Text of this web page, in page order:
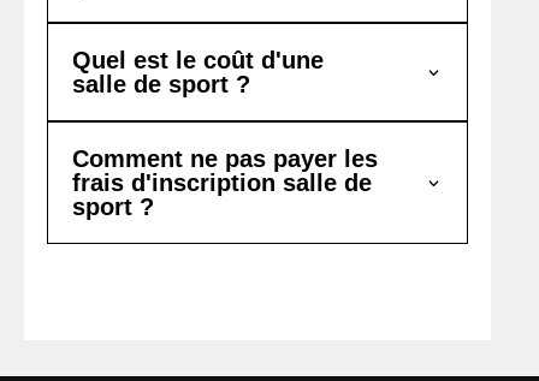
Quel est le coût d'une
salle de sport ?
Comment ne pas payer les
frais d'inscription salle de
sport ?